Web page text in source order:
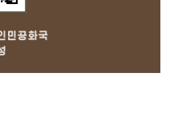
민공화국